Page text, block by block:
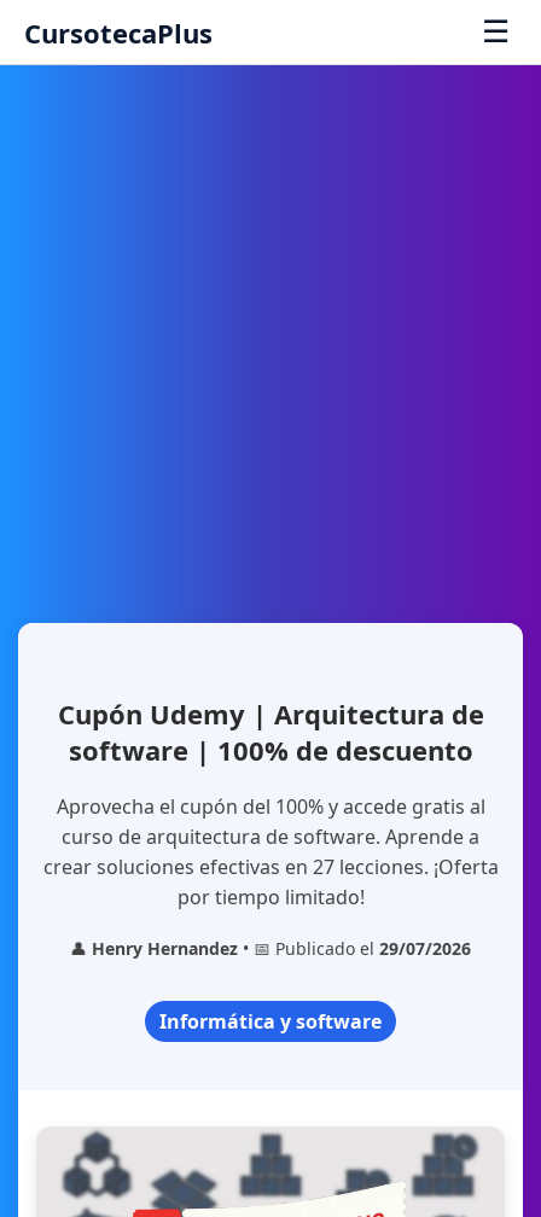
CursotecaPlus ☰
Cupón Udemy | Arquitectura de
software | 100% de descuento
Aprovecha el cupón del 100% y accede gratis al
curso de arquitectura de software. Aprende a
crear soluciones efectivas en 27 lecciones. ¡Oferta
por tiempo limitado!
👤 Henry Hernandez • 📅 Publicado el 29/07/2026
Informática y software